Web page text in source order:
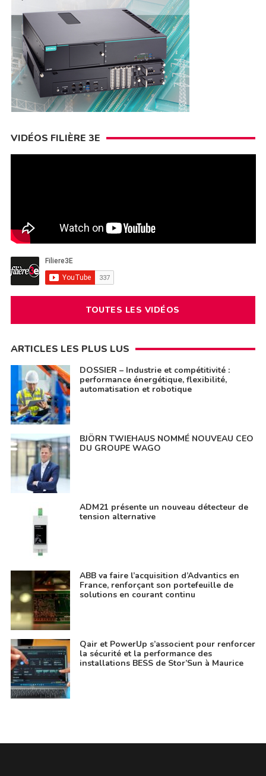
VIDÉOS FILIÈRE 3E
TOUTES LES VIDÉOS
ARTICLES LES PLUS LUS
DOSSIER – Industrie et compétitivité :
performance énergétique, flexibilité,
automatisation et robotique
BJÖRN TWIEHAUS NOMMÉ NOUVEAU CEO
DU GROUPE WAGO
ADM21 présente un nouveau détecteur de
tension alternative
ABB va faire l’acquisition d’Advantics en
France, renforçant son portefeuille de
solutions en courant continu
Qair et PowerUp s’associent pour renforcer
la sécurité et la performance des
installations BESS de Stor’Sun à Maurice